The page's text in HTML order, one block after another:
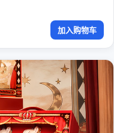
加入购物车